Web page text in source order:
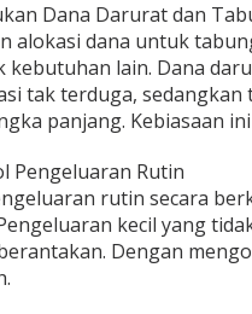
Dana Darurat dan
alokasi dana untuk
kebutuhan lain. Dana
tak terduga,
panjang. Kebiasaan
Pengeluaran Rutin
rutin secara
kecil yang
Dengan